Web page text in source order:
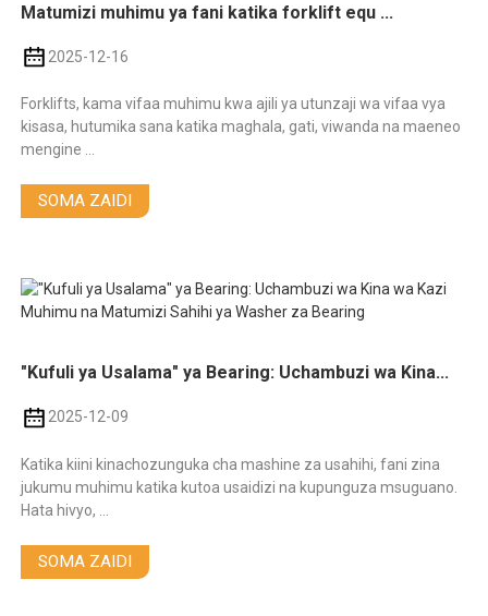
Matumizi muhimu ya fani katika forklift equ ...
2025-12-16
Forklifts, kama vifaa muhimu kwa ajili ya utunzaji wa vifaa vya
kisasa, hutumika sana katika maghala, gati, viwanda na maeneo
mengine ...
SOMA ZAIDI
"Kufuli ya Usalama" ya Bearing: Uchambuzi wa Kina...
2025-12-09
Katika kiini kinachozunguka cha mashine za usahihi, fani zina
jukumu muhimu katika kutoa usaidizi na kupunguza msuguano.
Hata hivyo, ...
SOMA ZAIDI